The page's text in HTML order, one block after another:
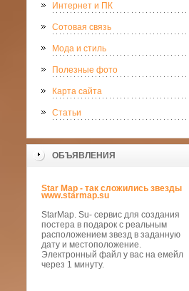
Интернет и ПК
Сотовая связь
Мода и стиль
Полезные фото
Карта сайта
Статьи
ОБЪЯВЛЕНИЯ
Star Map - так сложились звезды
www.starmap.su
StarMap. Su- сервис для создания
постера в подарок с реальным
расположением звезд в заданную
дату и местоположение.
Электронный файл у вас на емейл
через 1 минуту.